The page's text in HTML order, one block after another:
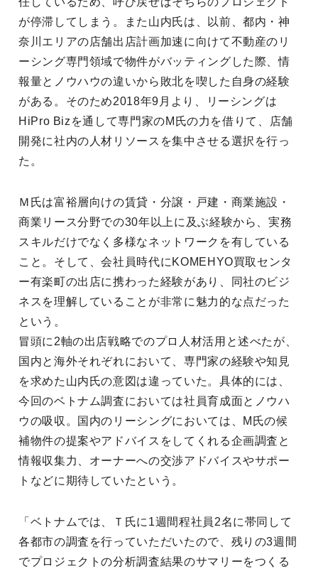
が停滞してしまう。また山内氏は、以前、都内・神
奈川エリアの店舗出店計画加速に向けて不動産のリ
ーシング専門領域で物件がバッティングした際、情
報量とノウハウの違いから敗北を喫した自身の経験
がある。そのため2018年9月より、リーシングは
HiPro Bizを通して専門家のM氏の力を借りて、店舗
開発に社内の人材リソースを集中させる選択を行っ
た。
Ｍ氏は富裕層向けの賃貸・分譲・戸建・商業施設・
商業リース分野での30年以上に及ぶ経験から、実務
スキルだけでなく多様なネットワークを有している
こと。そして、会社員時代にKOMEHYO買取センタ
ー有楽町の出店に携わった経験があり、同社のビジ
ネスを理解していることが非常に魅力的な点だった
という。
冒頭に2軸の出店戦略でのプロ人材活用と述べたが、
国内と海外それぞれにおいて、専門家の経験や知見
を求めた山内氏の意図は違っていた。具体的には、
今回のベトナム調査においては社員育成面とノウハ
ウの吸収。国内のリーシングにおいては、M氏の候
補物件の提案やアドバイスをしてくれる企画調査と
情報収集力、オーナーへの交渉アドバイスやサポー
トなどに期待していたという。
「ベトナムでは、Ｔ氏に1週間程社員2名に帯同して
各都市の調査を行っていただいたので、残りの3週間
でプロジェクトの分析調査結果のサマリーをつくる